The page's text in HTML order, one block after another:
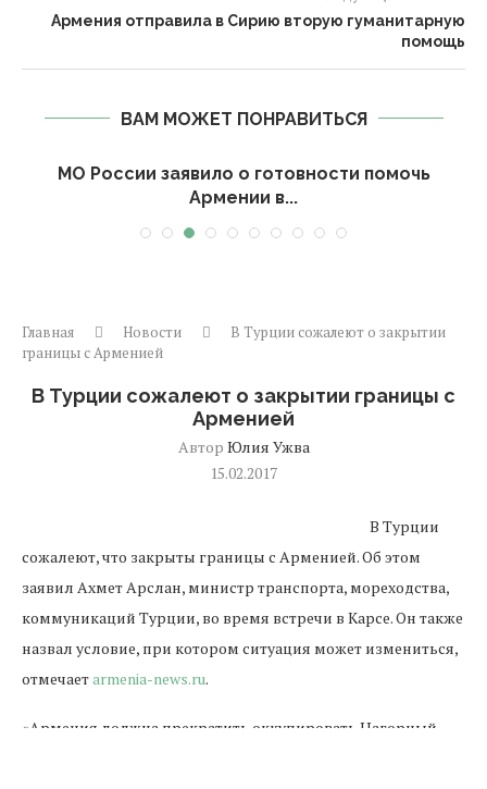
Армения отправила в Сирию вторую гуманитарную
помощь
ВАМ МОЖЕТ ПОНРАВИТЬСЯ
МО России заявило о готовности помочь
Армении в...
Главная Новости
В Турции сожалеют о закрытии
границы с Арменией
В Турции сожалеют о закрытии границы с
Арменией
Автор Юлия Ужва
15.02.2017
В Турции
сожалеют, что закрыты границы с Арменией. Об этом
заявил Ахмет Арслан, министр транспорта, мореходства,
коммуникаций Турции, во время встречи в Карсе. Он также
назвал условие, при котором ситуация может измениться,
отмечаетarmenia-news.ru.
«Армения должна прекратить оккупировать Нагорный